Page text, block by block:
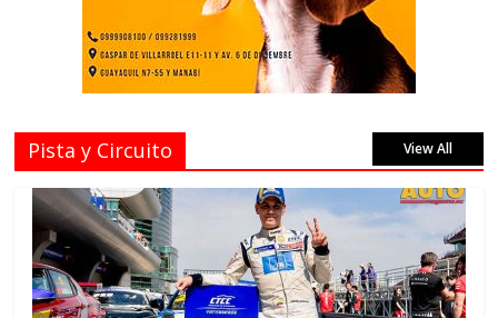
Pista y Circuito View All